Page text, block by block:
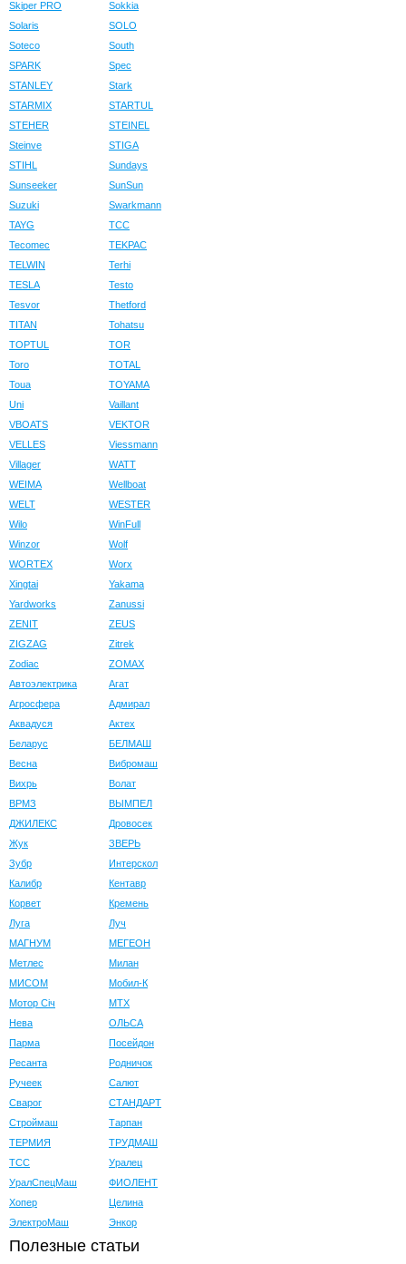
Skiper PRO
Sokkia
Solaris
SOLO
Soteco
South
SPARK
Spec
STANLEY
Stark
STARMIX
STARTUL
STEHER
STEINEL
Steinve
STIGA
STIHL
Sundays
Sunseeker
SunSun
Suzuki
Swarkmann
TAYG
TCC
Tecomec
TEKPAC
TELWIN
Terhi
TESLA
Testo
Tesvor
Thetford
TITAN
Tohatsu
TOPTUL
TOR
Toro
TOTAL
Toua
TOYAMA
Uni
Vaillant
VBOATS
VEKTOR
VELLES
Viessmann
Villager
WATT
WEIMA
Wellboat
WELT
WESTER
Wilo
WinFull
Winzor
Wolf
WORTEX
Worx
Xingtai
Yakama
Yardworks
Zanussi
ZENIT
ZEUS
ZIGZAG
Zitrek
Zodiac
ZOMAX
Автоэлектрика
Агат
Агросфера
Адмирал
Аквадуся
Актех
Беларус
БЕЛМАШ
Весна
Вибромаш
Вихрь
Волат
ВРМЗ
ВЫМПЕЛ
ДЖИЛЕКС
Дровосек
Жук
ЗВЕРЬ
Зубр
Интерскол
Калибр
Кентавр
Корвет
Кремень
Луга
Луч
МАГНУМ
МЕГЕОН
Метлес
Милан
МИСОМ
Мобил-К
Мотор Сiч
МТХ
Нева
ОЛЬСА
Парма
Посейдон
Ресанта
Родничок
Ручеек
Салют
Сварог
СТАНДАРТ
Строймаш
Тарпан
ТЕРМИЯ
ТРУДМАШ
ТСС
Уралец
УралСпецМаш
ФИОЛЕНТ
Хопер
Целина
ЭлектроМаш
Энкор
Полезные статьи